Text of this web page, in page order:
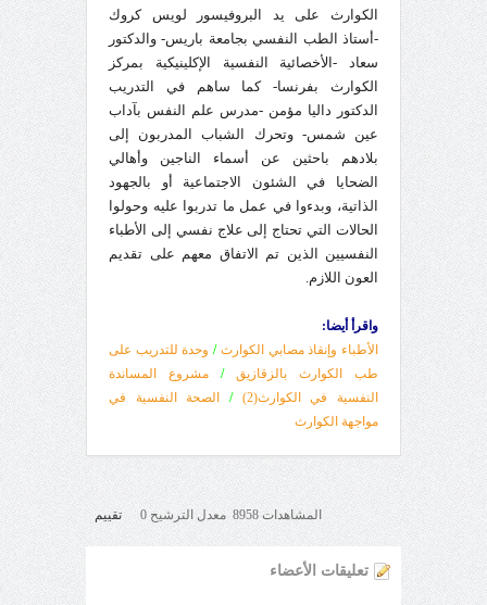
الكوارث على يد البروفيسور لويس كروك
-أستاذ الطب النفسي بجامعة باريس- والدكتور
سعاد -الأخصائية النفسية الإكلينيكية بمركز
الكوارث بفرنسا- كما ساهم في التدريب
الدكتور داليا مؤمن -مدرس علم النفس بآداب
عين شمس- وتحرك الشباب المدربون إلى
بلادهم باحثين عن أسماء الناجين وأهالي
الضحايا في الشئون الاجتماعية أو بالجهود
الذاتية، وبدءوا في عمل ما تدربوا عليه وحولوا
الحالات التي تحتاج إلى علاج نفسي إلى الأطباء
النفسيين الذين تم الاتفاق معهم على تقديم
العون اللازم.
واقرأ أيضا:
الأطباء وإنقاذ مصابي الكوارث / وحدة للتدريب على
طب الكوارث بالزقازيق
/
مشروع المساندة
النفسية في الكوارث(2)
/
الصحة النفسية في
مواجهة الكوارث
المشاهدات 8958 معدل الترشيح 0 تقييم
تعليقات الأعضاء